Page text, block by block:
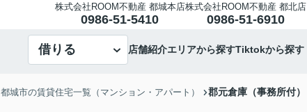
株式会社ROOM不動産 都城本店
0986-51-5410
株式会社ROOM不動産 都北店
0986-51-6910
借りる 店舗紹介エリアから探すTiktokから探す
都城市の賃貸住宅一覧（マンション・アパート） 郡元倉庫（事務所付）